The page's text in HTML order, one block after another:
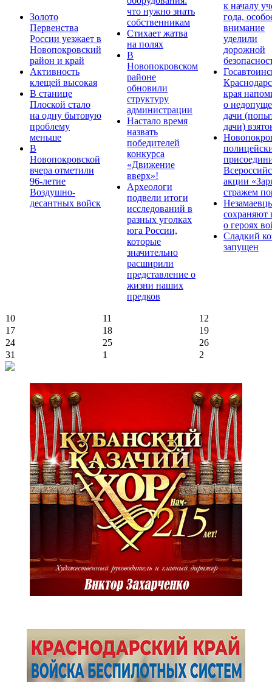
Золото
Первенства
России уезжает в
Новопокровский
район и край
Активность
клещей высокая
В станице
Плоской стало
на одну бытовую
проблему
меньше
В
Новопокровской
вчера отметили
96-летие
Воздушно-
десантных войск
что нужно знать
собственникам
Стихает жатва
на полях
В
Новопокровском
районе
обновили
структуру
администрации
Настало время
назвать
победителей
конкурса
«Движение
вверх»!
Археологи
подвели итоги
исследований в
разных уголках
юга России,
которые
значительно
расширили
представление о
жизни наших
предков
к началу
года,
внимание
уделили
дорожной
края
о
дачи
дачи)
акции
стражем
сохраняют
о героях
Сладкий
запущен
10 11
12
17
18
19
24
25
26
31
1 2